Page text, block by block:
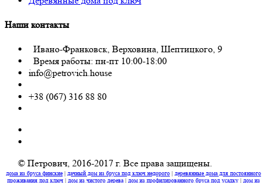
Наши контакты
Ивано-Франковск, Верховина, Шептицкого, 9
Время работы: пн-пт 10:00-18:00
info@petrovich.house
+38 (067) 316 88 80
© Петрович, 2016-2017 г. Все права защищены.
дома из бруса финские| дачный дом из бруса под ключ недорого | деревянные дома для постоянного
проживания под ключ | дом из чистого дерева | дом из профилированного бруса под усадку | дом из